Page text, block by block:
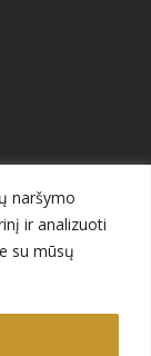
naršymo
ir analizuoti
su mūsų